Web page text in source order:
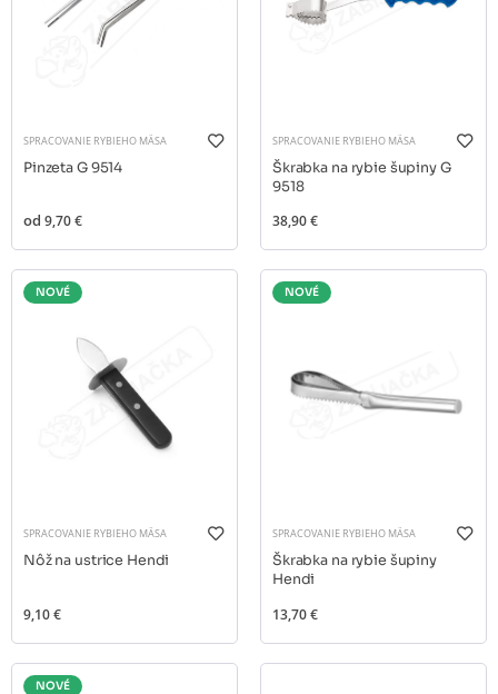
SPRACOVANIE RYBIEHO MÄSA
Pinzeta G 9514
od 9,70 €
SPRACOVANIE RYBIEHO MÄSA
Škrabka na rybie šupiny G
9518
38,90 €
NOVÉ
SPRACOVANIE RYBIEHO MÄSA
Nôž na ustrice Hendi
9,10 €
NOVÉ
SPRACOVANIE RYBIEHO MÄSA
Škrabka na rybie šupiny
Hendi
13,70 €
NOVÉ